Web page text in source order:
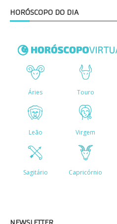
HORÓSCOPO DO DIA